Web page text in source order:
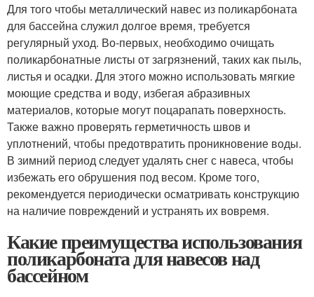
Для того чтобы металлический навес из поликарбоната
для бассейна служил долгое время, требуется
регулярный уход. Во-первых, необходимо очищать
поликарбонатные листы от загрязнений, таких как пыль,
листья и осадки. Для этого можно использовать мягкие
моющие средства и воду, избегая абразивных
материалов, которые могут поцарапать поверхность.
Также важно проверять герметичность швов и
уплотнений, чтобы предотвратить проникновение воды.
В зимний период следует удалять снег с навеса, чтобы
избежать его обрушения под весом. Кроме того,
рекомендуется периодически осматривать конструкцию
на наличие повреждений и устранять их вовремя.
Какие преимущества использования
поликарбоната для навесов над
бассейном